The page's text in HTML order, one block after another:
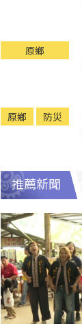
原鄉
原鄉 防災
推薦新聞